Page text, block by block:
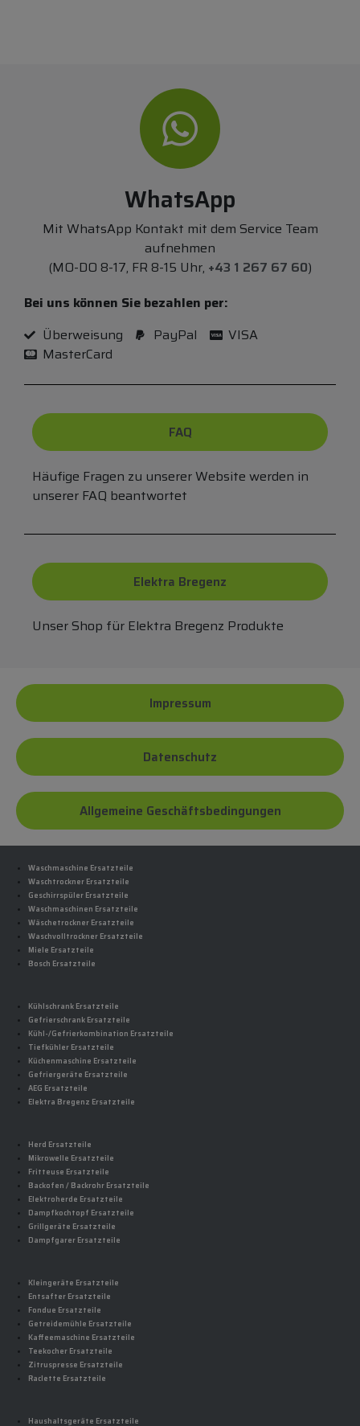
WhatsApp
Mit WhatsApp Kontakt mit dem Service Team
aufnehmen
(MO-DO 8-17, FR 8-15 Uhr, +43 1 267 67 60)
Bei uns können Sie bezahlen per:
Überweisung
PayPal
VISA
MasterCard
FAQ
Häufige Fragen zu unserer Website werden in
unserer FAQ beantwortet
Elektra Bregenz
Unser Shop für Elektra Bregenz Produkte
Impressum
Datenschutz
Allgemeine Geschäftsbedingungen
Waschmaschine Ersatzteile
Waschtrockner Ersatzteile
Geschirrspüler Ersatzteile
Waschmaschinen Ersatzteile
Wäschetrockner Ersatzteile
Waschvolltrockner Ersatzteile
Miele Ersatzteile
Bosch Ersatzteile
Kühlschrank Ersatzteile
Gefrierschrank Ersatzteile
Kühl-/Gefrierkombination Ersatzteile
Tiefkühler Ersatzteile
Küchenmaschine Ersatzteile
Gefriergeräte Ersatzteile
AEG Ersatzteile
Elektra Bregenz Ersatzteile
Herd Ersatzteile
Mikrowelle Ersatzteile
Fritteuse Ersatzteile
Backofen / Backrohr Ersatzteile
Elektroherde Ersatzteile
Dampfkochtopf Ersatzteile
Grillgeräte Ersatzteile
Dampfgarer Ersatzteile
Kleingeräte Ersatzteile
Entsafter Ersatzteile
Fondue Ersatzteile
Getreidemühle Ersatzteile
Kaffeemaschine Ersatzteile
Teekocher Ersatzteile
Zitruspresse Ersatzteile
Raclette Ersatzteile
Haushaltsgeräte Ersatzteile